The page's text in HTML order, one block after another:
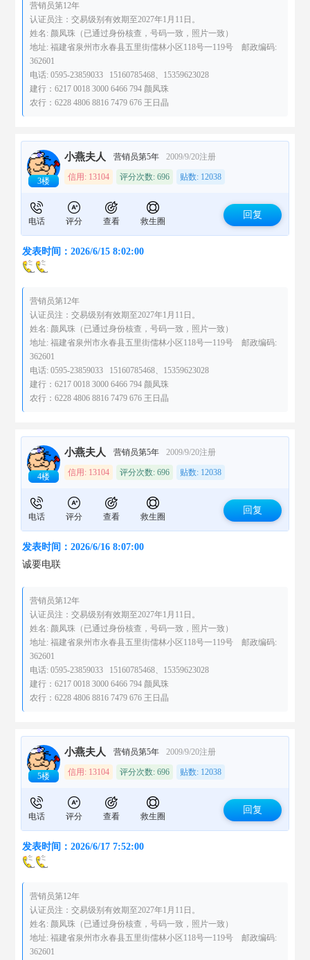
营销员第12年
认证员注：交易级别有效期至2027年1月11日。
姓名: 颜凤珠（已通过身份核查，号码一致，照片一致）
地址: 福建省泉州市永春县五里街儒林小区118号一119号 邮政编码:
362601
电话: 0595-23859033 15160785468、15359623028
建行：6217 0018 3000 6466 794 颜凤珠
农行：6228 4806 8816 7479 676 王日晶
3楼
小燕夫人 营销员第5年 2009/9/20注册
信用: 13104 评分次数: 696 贴数: 12038
电话 评分 查看 救生圈
回复
发表时间：2026/6/15 8:02:00
营销员第12年
认证员注：交易级别有效期至2027年1月11日。
姓名: 颜凤珠（已通过身份核查，号码一致，照片一致）
地址: 福建省泉州市永春县五里街儒林小区118号一119号 邮政编码:
362601
电话: 0595-23859033 15160785468、15359623028
建行：6217 0018 3000 6466 794 颜凤珠
农行：6228 4806 8816 7479 676 王日晶
4楼
小燕夫人 营销员第5年 2009/9/20注册
信用: 13104 评分次数: 696 贴数: 12038
电话 评分 查看 救生圈
回复
发表时间：2026/6/16 8:07:00
诚要电联
营销员第12年
认证员注：交易级别有效期至2027年1月11日。
姓名: 颜凤珠（已通过身份核查，号码一致，照片一致）
地址: 福建省泉州市永春县五里街儒林小区118号一119号 邮政编码:
362601
电话: 0595-23859033 15160785468、15359623028
建行：6217 0018 3000 6466 794 颜凤珠
农行：6228 4806 8816 7479 676 王日晶
5楼
小燕夫人 营销员第5年 2009/9/20注册
信用: 13104 评分次数: 696 贴数: 12038
电话 评分 查看 救生圈
回复
发表时间：2026/6/17 7:52:00
营销员第12年
认证员注：交易级别有效期至2027年1月11日。
姓名: 颜凤珠（已通过身份核查，号码一致，照片一致）
地址: 福建省泉州市永春县五里街儒林小区118号一119号 邮政编码:
362601